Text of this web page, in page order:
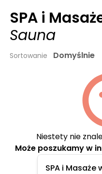
SPA i
Sauna
Sortowanie Domyślnie
Niestety nie
Może poszukamy w
SPA i Masaże